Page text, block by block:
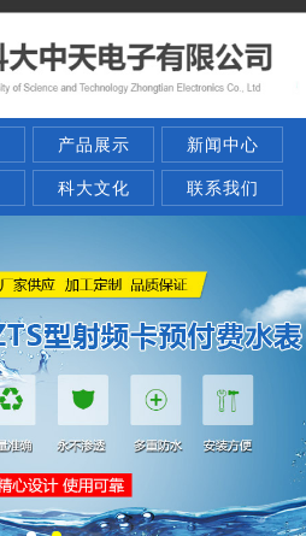
产品展示 新闻中心
科大文化 联系我们